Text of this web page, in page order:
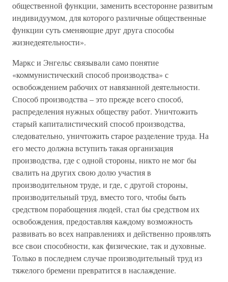
общественной функции, заменить всесторонне развитым
индивидуумом, для которого различные общественные
функции суть сменяющие друг друга способы
жизнедеятельности».
Маркс и Энгельс связывали само понятие
«коммунистический способ производства» с
освобождением рабочих от навязанной деятельности.
Способ производства – это прежде всего способ,
распределения нужных обществу работ. Уничтожить
старый капиталистический способ производства,
следовательно, уничтожить старое разделение труда. На
его место должна вступить такая организация
производства, где с одной стороны, никто не мог бы
свалить на других свою долю участия в
производительном труде, и где, с другой стороны,
производительный труд, вместо того, чтобы быть
средством порабощения людей, стал бы средством их
освобождения, предоставляя каждому возможность
развивать во всех направлениях и действенно проявлять
все свои способности, как физические, так и духовные.
Только в последнем случае производительный труд из
тяжелого бремени превратится в наслаждение.